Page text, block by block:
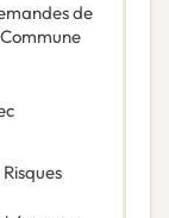
de
Commune